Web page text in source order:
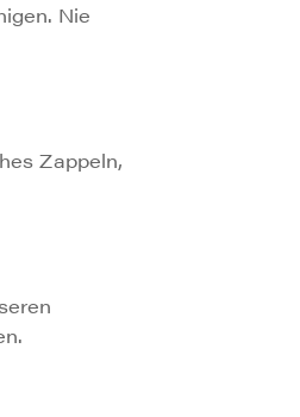
Nie
Zappeln,